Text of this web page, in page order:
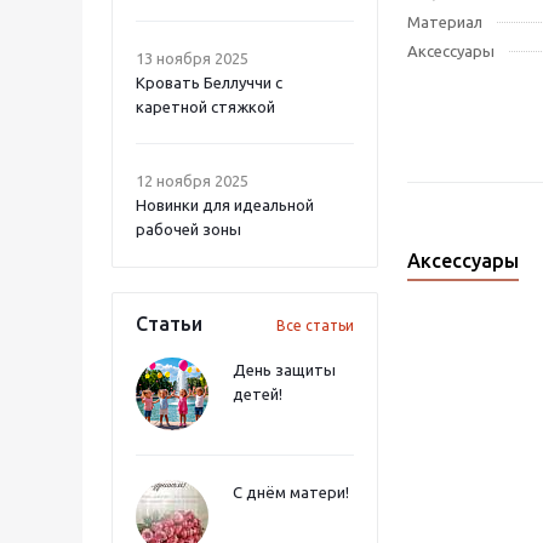
13 ноября 2025
Кровать Беллуччи с
каретной стяжкой
12 ноября 2025
Новинки для идеальной
рабочей зоны
Статьи Все статьи
День защиты
детей!
С днём матери!
Материал
Аксессуары
Аксессуары